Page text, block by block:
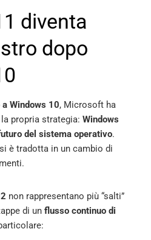
diventa
dopo
Windows 10, Microsoft ha
propria strategia: Windows
del sistema operativo.
è tradotta in un cambio di
non rappresentano più “salti”
di un flusso continuo di